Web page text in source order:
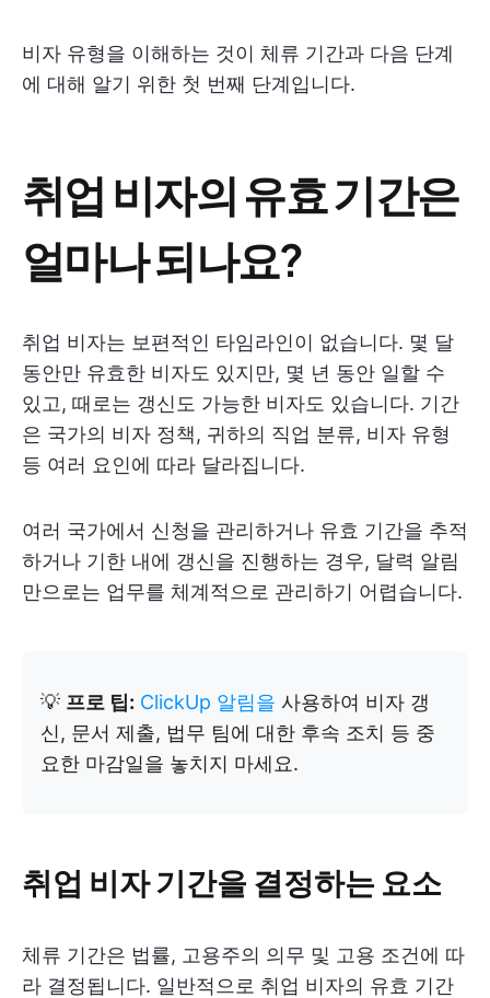
비자 유형을 이해하는 것이 체류 기간과 다음 단계
에 대해 알기 위한 첫 번째 단계입니다.
취업 비자의 유효 기간은
얼마나 되나요?
취업 비자는 보편적인 타임라인이 없습니다. 몇 달
동안만 유효한 비자도 있지만, 몇 년 동안 일할 수
있고, 때로는 갱신도 가능한 비자도 있습니다. 기간
은 국가의 비자 정책, 귀하의 직업 분류, 비자 유형
등 여러 요인에 따라 달라집니다.
여러 국가에서 신청을 관리하거나 유효 기간을 추적
하거나 기한 내에 갱신을 진행하는 경우, 달력 알림
만으로는 업무를 체계적으로 관리하기 어렵습니다.
💡 프로 팁: ClickUp 알림을 사용하여 비자 갱
신, 문서 제출, 법무 팀에 대한 후속 조치 등 중
요한 마감일을 놓치지 마세요.
취업 비자 기간을 결정하는 요소
체류 기간은 법률, 고용주의 의무 및 고용 조건에 따
라 결정됩니다. 일반적으로 취업 비자의 유효 기간